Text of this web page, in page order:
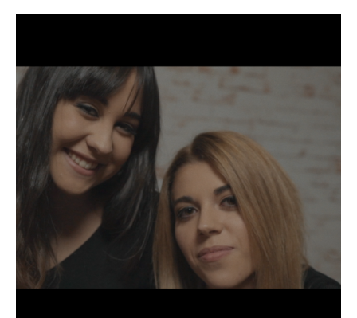
melodías pegadizas, no ausentes de historias divertidas y
comprometidas. Nevy entusiasmó a un público entregado y sin duda hizo
ver a los medios…